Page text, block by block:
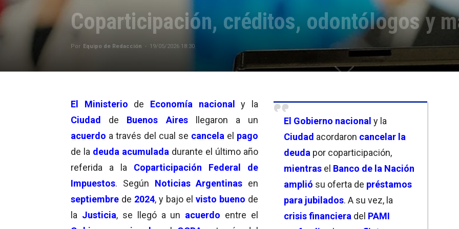
Coparticipación, créditos, odontólogos y
Por Equipo de Redacción - 19/05/2026 18:30
El Gobierno nacional y la
Ciudad acordaron cancelar la
deuda por coparticipación,
mientras el Banco de la Nación
amplió su oferta de préstamos
para jubilados. A su vez, la
crisis financiera del PAMI
El Ministerio de Economía nacional y la
Ciudad
de Buenos Aires
llegaron a un
acuerdo a través del cual se cancela el pago
de la deuda acumulada durante el último año
referida a la Coparticipación Federal de
Impuestos. Según Noticias Argentinas en
septiembre de 2024, y bajo el visto bueno de
la Justicia, se llegó a un acuerdo entre el